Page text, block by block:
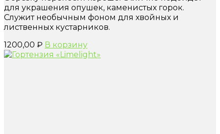
для украшения опушек, каменистых горок.
Служит необычным фоном для хвойных и
лиственных кустарников.
1200,00 ₽ В корзину